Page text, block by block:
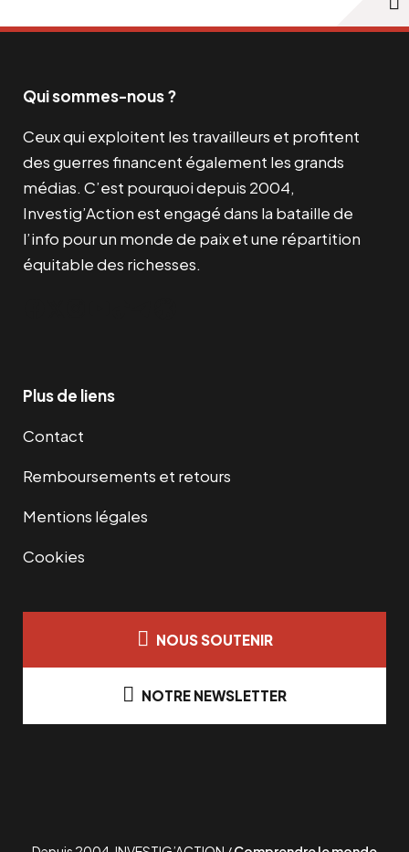
Qui sommes-nous ?
Ceux qui exploitent les travailleurs et profitent
des guerres financent également les grands
médias. C’est pourquoi depuis 2004,
Investig’Action est engagé dans la bataille de
l’info pour un monde de paix et une répartition
équitable des richesses.
Plus de liens
Contact
Remboursements et retours
Mentions légales
Cookies
NOUS SOUTENIR
NOTRE NEWSLETTER